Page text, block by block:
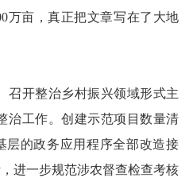
万亩，真正把文章写在了大地
开整治乡村振兴领域形式主
治工作。创建示范项目数量清
层的政务应用程序全部改造接
进一步规范涉农督查检查考核